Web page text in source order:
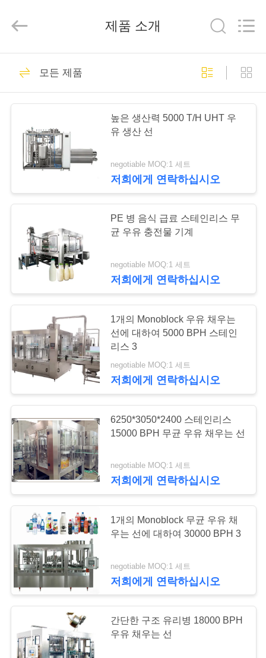
정
저
하
공
장
투
어
품
질
희
게
Road
Enterprise
Co.,LTD.
Reserved.
우유 채우는 선
Monoblock 우유 채
우는 선
7
무균 우유 채우는 선
회전하는 우우병 채
우는 선
UHT 우유 생산 선
제품 소개
모든 제품
높은 생산력 5000 T/H UHT 우
유 생산 선
negotiable MOQ:1 세트
저희에게 연락하십시오
PE 병 음식 급료 스테인리스 무
균 우유 충전물 기계
negotiable MOQ:1 세트
저희에게 연락하십시오
1개의 Monoblock 우유 채우는
선에 대하여 5000 BPH 스테인
리스 3
negotiable MOQ:1 세트
저희에게 연락하십시오
6250*3050*2400 스테인리스
15000 BPH 무균 우유 채우는 선
negotiable MOQ:1 세트
저희에게 연락하십시오
1개의 Monoblock 무균 우유 채
우는 선에 대하여 30000 BPH 3
negotiable MOQ:1 세트
저희에게 연락하십시오
간단한 구조 유리병 18000 BPH
우유 채우는 선